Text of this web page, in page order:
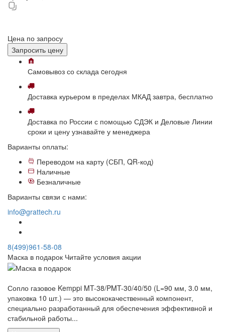
Цена по запросу
Запросить цену
Самовывоз со склада cегодня
Доставка курьером в пределах МКАД завтра, бесплатно
Доставка по России с помощью СДЭК и Деловые Линии
сроки и цену узнавайте у менеджера
Варианты оплаты:
Переводом на карту (СБП, QR-код)
Наличные
Безналичные
Варианты связи с нами:
info@grattech.ru
8(499)961-58-08
Маска в подарок Читайте условия акции
Сопло газовое Kemppi MT-38/PMT-30/40/50 (L=90 мм, 3.0 мм,
упаковка 10 шт.) — это высококачественный компонент,
специально разработанный для обеспечения эффективной и
стабильной работы...